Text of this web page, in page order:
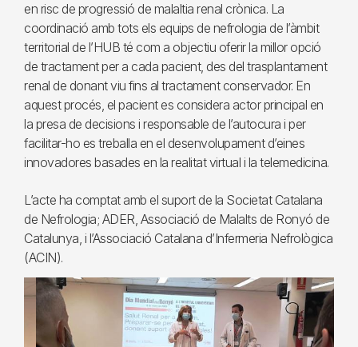
en risc de progressió de malaltia renal crònica. La
coordinació amb tots els equips de nefrologia de l’àmbit
territorial de l’HUB té com a objectiu oferir la millor opció
de tractament per a cada pacient, des del trasplantament
renal de donant viu fins al tractament conservador. En
aquest procés, el pacient es considera actor principal en
la presa de decisions i responsable de l’autocura i per
facilitar-ho es treballa en el desenvolupament d’eines
innovadores basades en la realitat virtual i la telemedicina.
L’acte ha comptat amb el suport de la Societat Catalana
de Nefrologia; ADER, Associació de Malalts de Ronyó de
Catalunya, i l’Associació Catalana d’Infermeria Nefrològica
(ACIN).